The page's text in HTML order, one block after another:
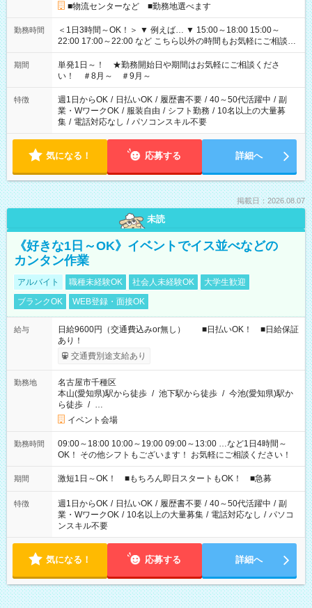
■物流センターなど ■勤務地選べます
勤務時間
＜1日3時間～OK！＞ ▼ 例えば… ▼ 15:00～18:00 15:00～
22:00 17:00～22:00 など こちら以外の時間もお気軽にご相談く
ださい！
期間
単発1日～！ ★勤務開始日や期間はお気軽にご相談くださ
い！ ＃8月～ ＃9月～
特徴 週1日からOK / 日払いOK / 履歴書不要 / 40～50代活躍中 / 副
業・WワークOK / 服装自由 / シフト勤務 / 10名以上の大量募
集 / 電話対応なし / パソコンスキル不要
気になる！ 応募する 詳細へ
掲載日：2026.08.07
未読
《好きな1日～OK》イベントでイス並べなどの
カンタン作業
アルバイト 職種未経験OK 社会人未経験OK
大学生歓迎
ブランクOK
WEB登録・面接OK
給与
日給9600円（交通費込みor無し） ■日払いOK！ ■日給保証
あり！
交通費別途支給あり
勤務地
名古屋市千種区
本山(愛知県)駅から徒歩 / 池下駅から徒歩 / 今池(愛知県)駅か
ら徒歩 / …
イベント会場
勤務時間
09:00～18:00 10:00～19:00 09:00～13:00 …など1日4時間～
OK！ その他シフトもございます！ お気軽にご相談ください！
期間 激短1日～OK！ ■もちろん即日スタートもOK！ ■急募
特徴 週1日からOK / 日払いOK / 履歴書不要 / 40～50代活躍中 / 副
業・WワークOK / 10名以上の大量募集 / 電話対応なし / パソコ
ンスキル不要
気になる！ 応募する 詳細へ